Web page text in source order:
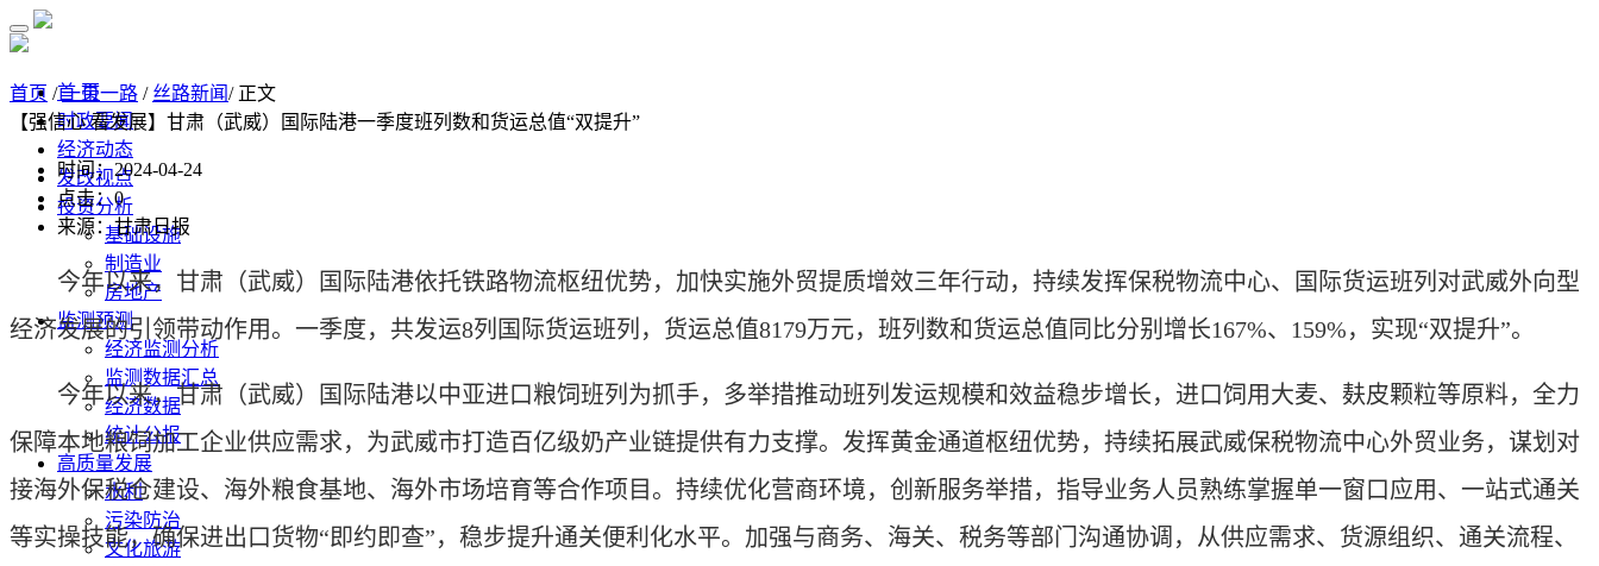
首 页
时政要闻
经济动态
发改视点
投资分析
基础设施
制造业
房地产
监测预测
经济监测分析
监测数据汇总
经济数据
统计公报
高质量发展
水利
污染防治
文化旅游
首页 /一带一路 / 丝路新闻/ 正文
【强信心 看发展】甘肃（武威）国际陆港一季度班列数和货运总值“双提升”
时间：2024-04-24
点击：0
来源：甘肃日报
今年以来，甘肃（武威）国际陆港依托铁路物流枢纽优势，加快实施外贸提质增效三年行动，持续发挥保税物流中心、国际货运班列对武威外向型
经济发展的引领带动作用。一季度，共发运8列国际货运班列，货运总值8179万元，班列数和货运总值同比分别增长167%、159%，实现“双提升”。
今年以来，甘肃（武威）国际陆港以中亚进口粮饲班列为抓手，多举措推动班列发运规模和效益稳步增长，进口饲用大麦、麸皮颗粒等原料，全力
保障本地粮饲加工企业供应需求，为武威市打造百亿级奶产业链提供有力支撑。发挥黄金通道枢纽优势，持续拓展武威保税物流中心外贸业务，谋划对
接海外保税仓建设、海外粮食基地、海外市场培育等合作项目。持续优化营商环境，创新服务举措，指导业务人员熟练掌握单一窗口应用、一站式通关
等实操技能，确保进出口货物“即约即查”，稳步提升通关便利化水平。加强与商务、海关、税务等部门沟通协调，从供应需求、货源组织、通关流程、